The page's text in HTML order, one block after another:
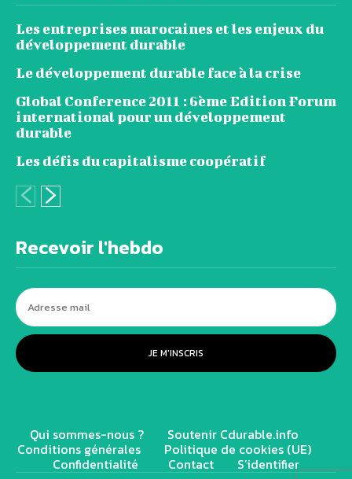
Les entreprises marocaines et les enjeux du
développement durable
Le développement durable face à la crise
Global Conference 2011 : 6ème Edition Forum
international pour un développement
durable
Les défis du capitalisme coopératif
Recevoir l'hebdo
JE M'INSCRIS
Qui sommes-nous ? Soutenir Cdurable.info
Conditions générales Politique de cookies (UE)
Confidentialité Contact S’identifier